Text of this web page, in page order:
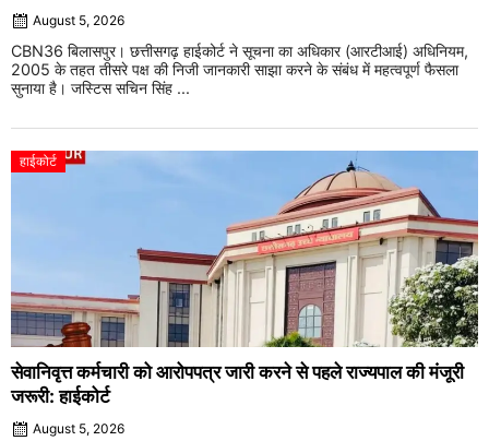
August 5, 2026
CBN36 बिलासपुर। छत्तीसगढ़ हाईकोर्ट ने सूचना का अधिकार (आरटीआई) अधिनियम,
2005 के तहत तीसरे पक्ष की निजी जानकारी साझा करने के संबंध में महत्वपूर्ण फैसला
सुनाया है। जस्टिस सचिन सिंह ...
हाईकोर्ट
सेवानिवृत्त कर्मचारी को आरोपपत्र जारी करने से पहले राज्यपाल की मंजूरी
जरूरी: हाईकोर्ट
August 5, 2026